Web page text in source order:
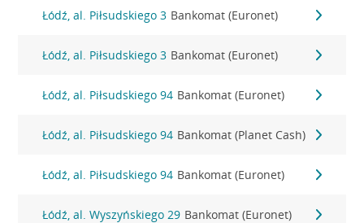
Łódź, al. Piłsudskiego 3 Bankomat (Euronet)
Łódź, al. Piłsudskiego 3 Bankomat (Euronet)
Łódź, al. Piłsudskiego 94 Bankomat (Euronet)
Łódź, al. Piłsudskiego 94 Bankomat (Planet Cash)
Łódź, al. Piłsudskiego 94 Bankomat (Euronet)
Łódź, al. Wyszyńskiego 29 Bankomat (Euronet)